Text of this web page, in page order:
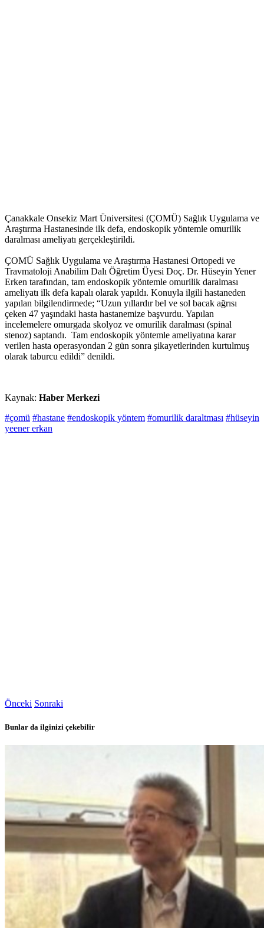
Çanakkale Onsekiz Mart Üniversitesi (ÇOMÜ) Sağlık Uygulama ve
Araştırma Hastanesinde ilk defa, endoskopik yöntemle omurilik
daralması ameliyatı gerçekleştirildi.
ÇOMÜ Sağlık Uygulama ve Araştırma Hastanesi Ortopedi ve
Travmatoloji Anabilim Dalı Öğretim Üyesi Doç. Dr. Hüseyin Yener
Erken tarafından, tam endoskopik yöntemle omurilik daralması
ameliyatı ilk defa kapalı olarak yapıldı. Konuyla ilgili hastaneden
yapılan bilgilendirmede; “Uzun yıllardır bel ve sol bacak ağrısı
çeken 47 yaşındaki hasta hastanemize başvurdu. Yapılan
incelemelere omurgada skolyoz ve omurilik daralması (spinal
stenoz) saptandı. Tam endoskopik yöntemle ameliyatına karar
verilen hasta operasyondan 2 gün sonra şikayetlerinden kurtulmuş
olarak taburcu edildi” denildi.
Kaynak: Haber Merkezi
#çomü #hastane #endoskopik yöntem #omurilik daraltması #hüseyin
yeener erkan
Önceki Sonraki
Bunlar da ilginizi çekebilir